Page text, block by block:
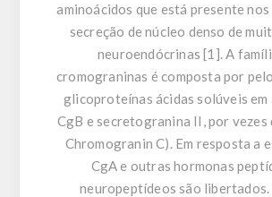
aminoácidos que está presente
secreção de núcleo denso de
neuroendócrinas [1]. A
cromograninas é composta por
glicoproteínas ácidas solúveis em
CgB e secretogranina II, por vezes
Chromogranin C). Em resposta a
CgA e outras hormonas
neuropeptídeos são libertados.